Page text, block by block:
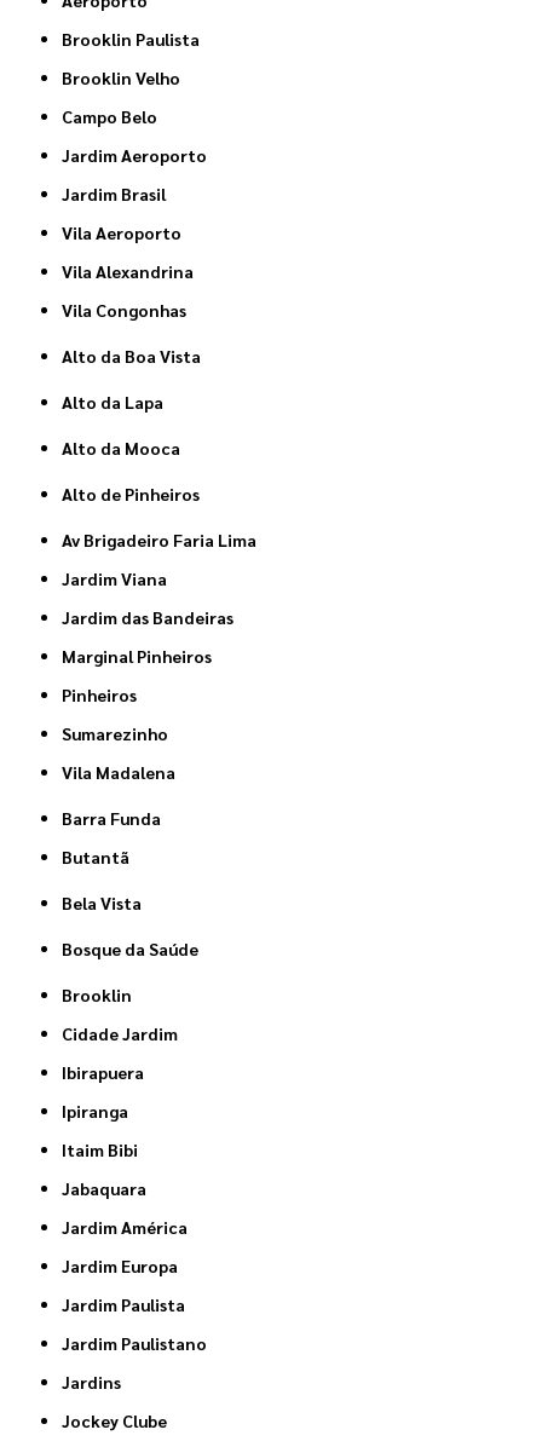
Brooklin Paulista
Brooklin Velho
Campo Belo
Jardim Aeroporto
Jardim Brasil
Vila Aeroporto
Vila Alexandrina
Vila Congonhas
Alto da Boa Vista
Alto da Lapa
Alto da Mooca
Alto de Pinheiros
Av Brigadeiro Faria Lima
Jardim Viana
Jardim das Bandeiras
Marginal Pinheiros
Pinheiros
Sumarezinho
Vila Madalena
Barra Funda
Butantã
Bela Vista
Bosque da Saúde
Brooklin
Cidade Jardim
Ibirapuera
Ipiranga
Itaim Bibi
Jabaquara
Jardim América
Jardim Europa
Jardim Paulista
Jardim Paulistano
Jardins
Jockey Clube